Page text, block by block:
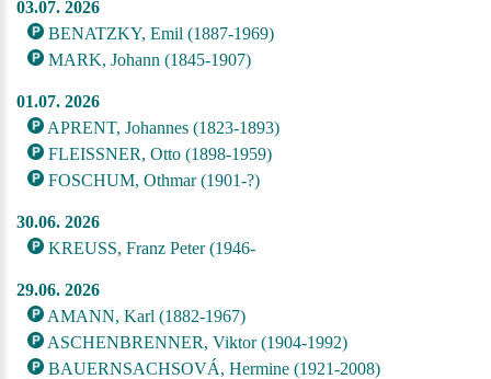
03.07. 2026
BENATZKY, Emil (1887-1969)
MARK, Johann (1845-1907)
01.07. 2026
APRENT, Johannes (1823-1893)
FLEISSNER, Otto (1898-1959)
FOSCHUM, Othmar (1901-?)
30.06. 2026
KREUSS, Franz Peter (1946-
29.06. 2026
AMANN, Karl (1882-1967)
ASCHENBRENNER, Viktor (1904-1992)
BAUERNSACHSOVÁ, Hermine (1921-2008)